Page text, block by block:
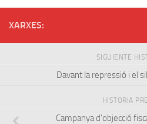
XARXES:
SIGUIENTE
Davant la repressió i el
HISTORIA
Campanya d’objecció